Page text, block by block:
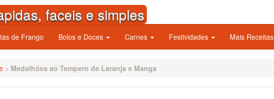
faceis e simples
de Frango Bolos e Doces Carnes Festividades Mais Receitas
> Medalhões ao Tempero de Laranja e Manga